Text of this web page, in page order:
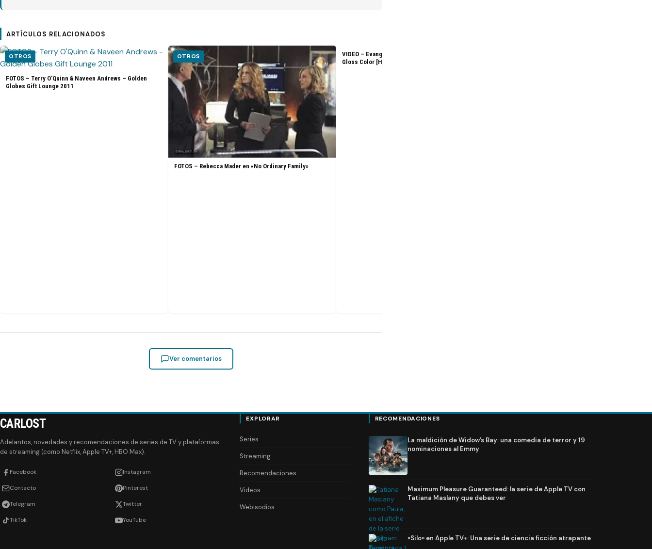
ARTÍCULOS RELACIONADOS
OTROS
FOTOS – Terry O’Quinn & Naveen Andrews – Golden
Globes Gift Lounge 2011
OTROS
FOTOS – Rebecca Mader en «No Ordinary Family»
VIDEO – Evangeline Lilly – L’Oreal Healthy Look Creme
Gloss Color [HD]
Ver comentarios
CARLOST
Adelantos, novedades y recomendaciones de series de TV y plataformas
de streaming (como Netflix, Apple TV+, HBO Max).
Facebook Instagram
Contacto Pinterest
Telegram Twitter
TikTok YouTube
EXPLORAR
Series
Streaming
Recomendaciones
Videos
Webisodios
RECOMENDACIONES
La maldición de Widow’s Bay: una comedia de terror y 19
nominaciones al Emmy
Maximum Pleasure Guaranteed: la serie de Apple TV con
Tatiana Maslany que debes ver
«Silo» en Apple TV+: Una serie de ciencia ficción atrapante